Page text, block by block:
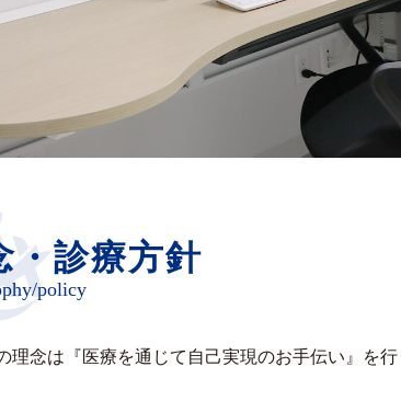
・診療方針
policy
理念は『医療を通じて自己実現のお手伝い』を行